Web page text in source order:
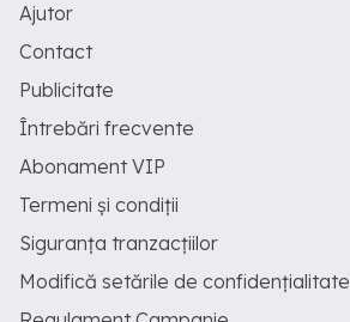
Ajutor
Contact
Publicitate
Întrebări frecvente
Abonament VIP
Termeni și condiții
Siguranța tranzacțiilor
Modifică setările de confidențialitate